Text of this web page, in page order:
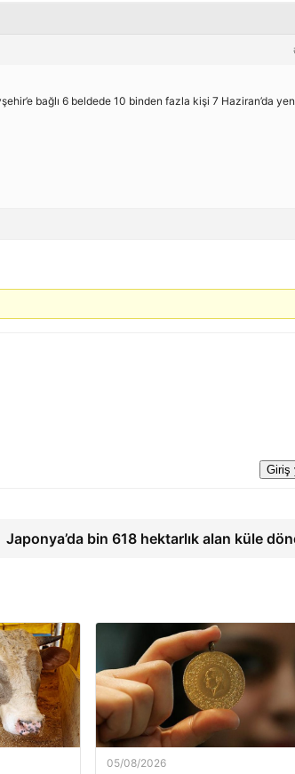
bağlı 6 beldede 10 binden fazla kişi 7 Haziran’da
Giriş
Japonya’da bin 618 hektarlık alan küle
05/08/2026